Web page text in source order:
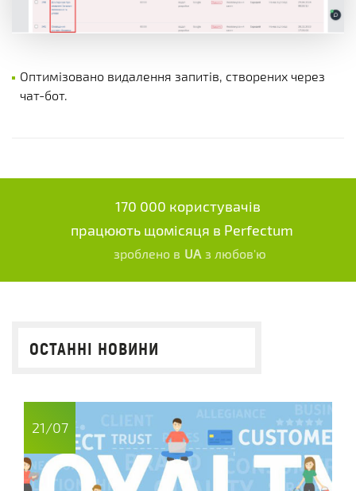
Оптимізовано видалення запитів, створених через
чат-бот.
170 000 користувачів
працюють щомісяця в Perfectum
зроблено в UA з любов'ю
ОСТАННІ НОВИНИ
21/07